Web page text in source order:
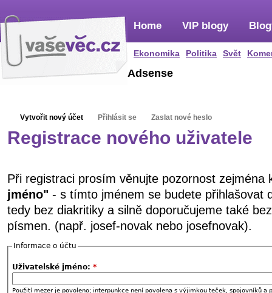
Home
Ekonomika Politika Svět
VIP blogy
Adsense
Vytvořit nový účet Přihlásit se Zaslat nové heslo
Registrace nového uživatele
Při registraci prosím věnujte pozornost zejména
jméno" - s tímto jménem se budete přihlašovat
tedy bez diakritiky a silně doporučujeme také
písmen. (např. josef-novak nebo josefnovak).
Informace o účtu
Uživatelské jméno: *
Použití mezer je povoleno; interpunkce není povolena s výjimkou teček, spojovníků a